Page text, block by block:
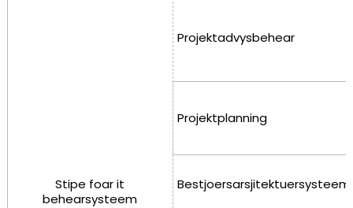
Stipe foar it
behearsysteem
Projektadvysbehear
Projektplanning
Bestjoersarsjitektuersysteem